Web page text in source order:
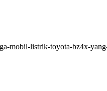
mobil-listrik-toyota-bz4x-